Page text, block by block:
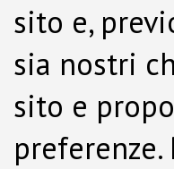
sito e,
sia nostri
sito e